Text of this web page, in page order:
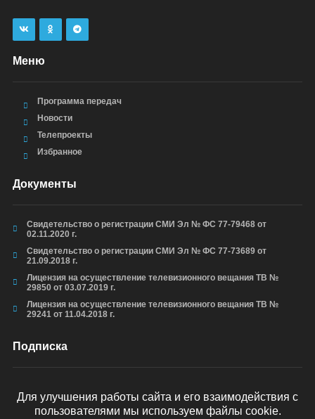
Меню
Программа передач
Новости
Телепроекты
Избранное
Документы
Свидетельство о регистрации СМИ Эл № ФС 77-79468 от
02.11.2020 г.
Свидетельство о регистрации СМИ Эл № ФС 77-73689 от
21.09.2018 г.
Лицензия на осуществление телевизионного вещания ТВ №
29850 от 03.07.2019 г.
Лицензия на осуществление телевизионного вещания ТВ №
29241 от 11.04.2018 г.
Подписка
ОТПРАВИТЬ
Для улучшения работы сайта и его взаимодействия с
пользователями мы используем файлы cookie.